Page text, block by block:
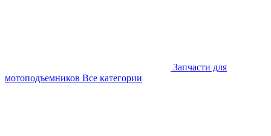
Запчасти для
мотоподъемников Все категории